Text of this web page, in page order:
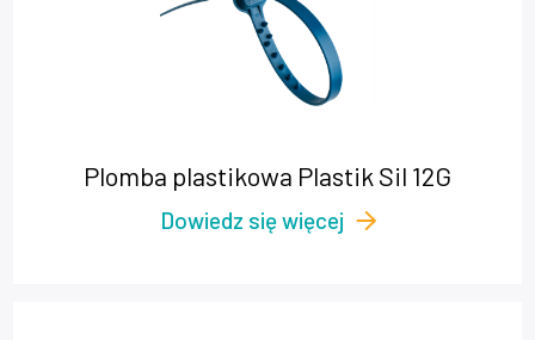
Plomba plastikowa Plastik Sil 12G
Dowiedz się więcej